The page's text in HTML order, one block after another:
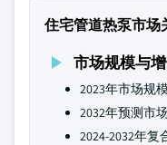
住宅管道热泵市场
市场规模与
2023年市场规
2032年预测市
2024-2032年复